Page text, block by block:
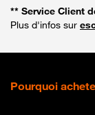
** Service Client
Plus d'infos sur
Pourquoi